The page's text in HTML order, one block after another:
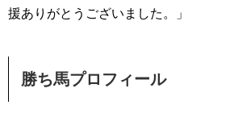
援ありがとうございました。」
勝ち馬プロフィール